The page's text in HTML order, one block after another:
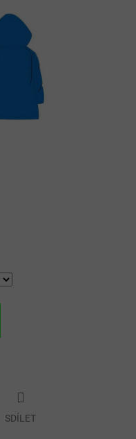
SDÍLET